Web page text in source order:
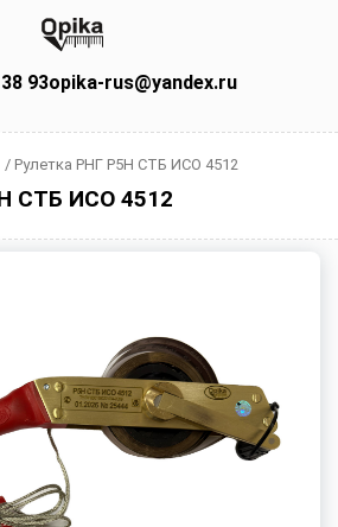
93opika-rus@yandex.ru
/ Рулетка РНГ Р5Н СТБ ИСО 4512
СТБ ИСО 4512